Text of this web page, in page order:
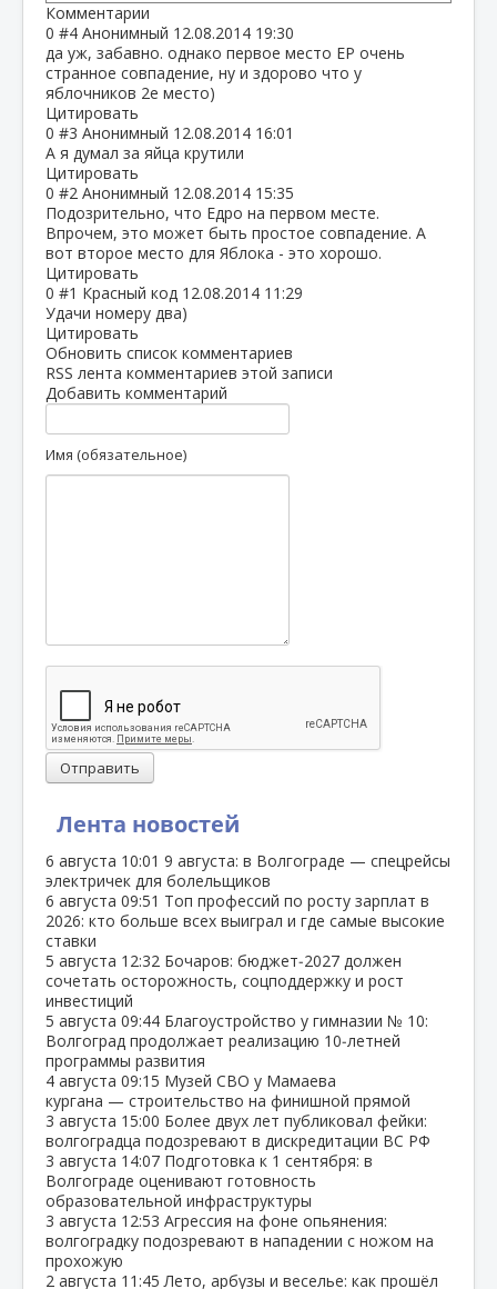
Лента новостей
6 августа 10:01 9 августа: в Волгограде — спецрейсы
электричек для болельщиков
6 августа 09:51 Топ профессий по росту зарплат в
2026: кто больше всех выиграл и где самые высокие
ставки
5 августа 12:32 Бочаров: бюджет‑2027 должен
сочетать осторожность, соцподдержку и рост
инвестиций
5 августа 09:44 Благоустройство у гимназии № 10:
Волгоград продолжает реализацию 10‑летней
программы развития
4 августа 09:15 Музей СВО у Мамаева
кургана — строительство на финишной прямой
3 августа 15:00 Более двух лет публиковал фейки:
волгоградца подозревают в дискредитации ВС РФ
3 августа 14:07 Подготовка к 1 сентября: в
Волгограде оценивают готовность
образовательной инфраструктуры
3 августа 12:53 Агрессия на фоне опьянения:
волгоградку подозревают в нападении с ножом на
прохожую
2 августа 11:45 Лето, арбузы и веселье: как прошёл
Комментарии
0 #4 Анонимный 12.08.2014 19:30
да уж, забавно. однако первое место ЕР очень
странное совпадение, ну и здорово что у
яблочников 2е место)
Цитировать
0 #3 Анонимный 12.08.2014 16:01
А я думал за яйца крутили
Цитировать
0 #2 Анонимный 12.08.2014 15:35
Подозрительно, что Едро на первом месте.
Впрочем, это может быть простое совпадение. А
вот второе место для Яблока - это хорошо.
Цитировать
0 #1 Красный код 12.08.2014 11:29
Удачи номеру два)
Цитировать
Обновить список комментариев
RSS лента комментариев этой записи
Добавить комментарий
Имя (обязательное)
Отправить